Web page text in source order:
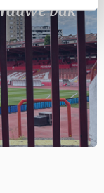
bak